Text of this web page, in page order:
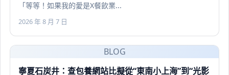
「等等！如果我的愛是X餐飲業...
2026 年 8 月 7 日
BLOG
寧夏石炭井：查包養網站比擬從“東南小上海”到“光影